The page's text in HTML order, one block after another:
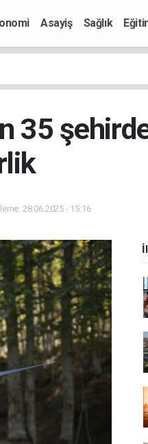
Asayiş Sağlık
35
28.06.2025 - 15:16